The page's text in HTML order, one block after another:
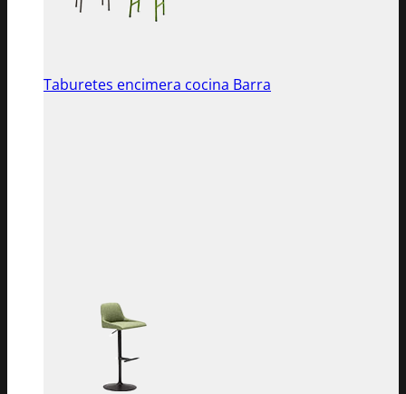
Taburetes encimera cocina Barra